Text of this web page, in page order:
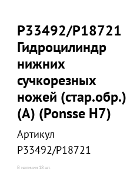
P33492/P18721
Гидроцилиндр
нижних
сучкорезных
ножей (стар.обр.)
(А) (Ponsse Н7)
Артикул
P33492/P18721
В наличии 18 шт.